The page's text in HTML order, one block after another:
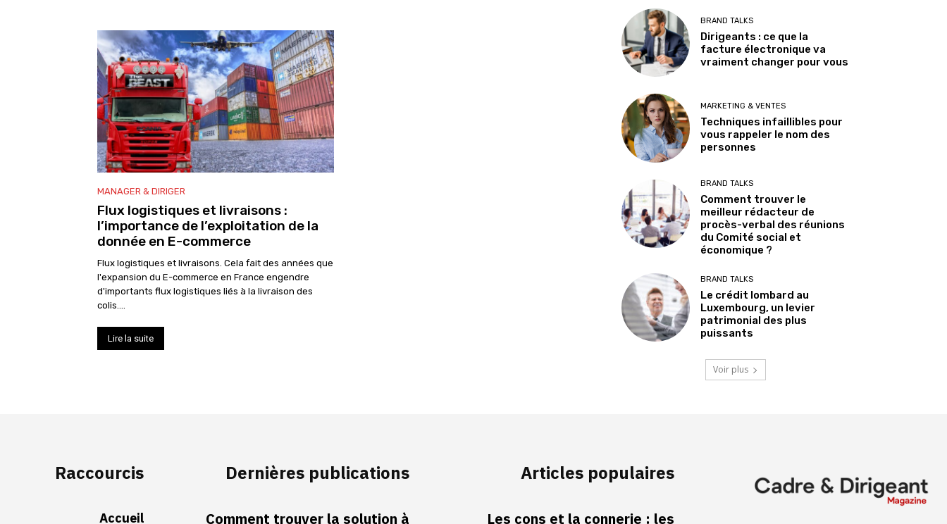
MANAGER & DIRIGER
Flux logistiques et livraisons :
l’importance de l’exploitation de la
donnée en E-commerce
Flux logistiques et livraisons. Cela fait des années que
l'expansion du E-commerce en France engendre
d'importants flux logistiques liés à la livraison des
colis....
Lire la suite
BRAND TALKS
Dirigeants : ce que la
facture électronique va
vraiment changer pour vous
MARKETING & VENTES
Techniques infaillibles pour
vous rappeler le nom des
personnes
BRAND TALKS
Comment trouver le
meilleur rédacteur de
procès-verbal des réunions
du Comité social et
économique ?
BRAND TALKS
Le crédit lombard au
Luxembourg, un levier
patrimonial des plus
puissants
Voir plus
Raccourcis
Accueil
Dernières publications
Comment trouver la solution à
Articles populaires
Les cons et la connerie : les